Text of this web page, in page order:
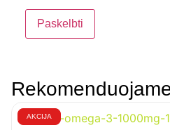
AKCIJA